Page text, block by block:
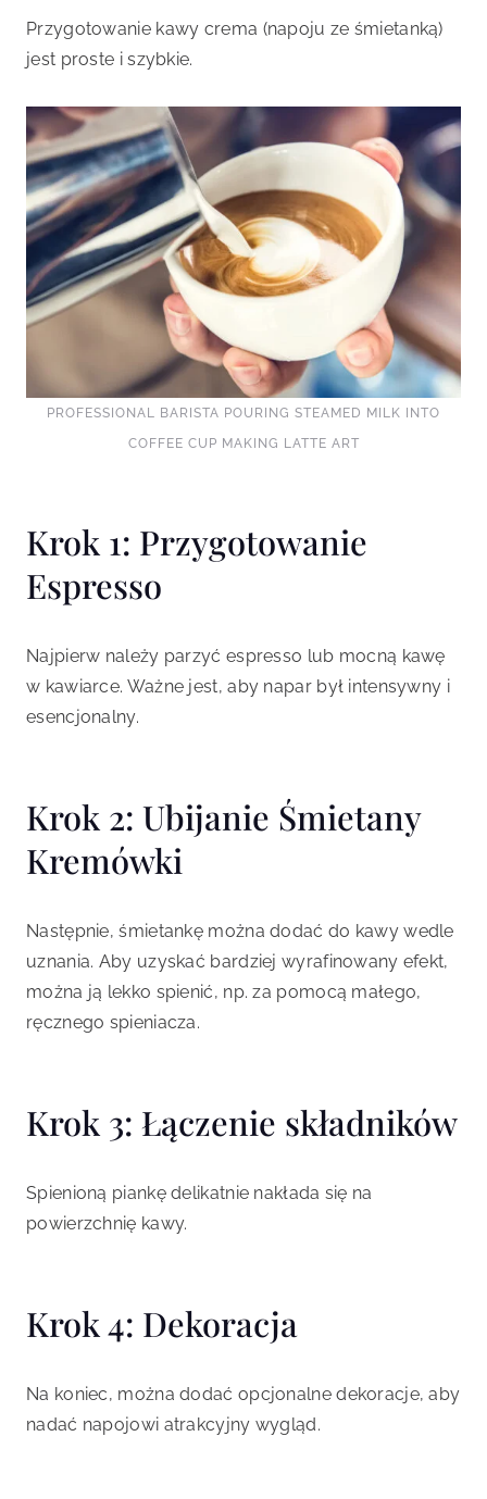
Przygotowanie kawy crema (napoju ze śmietanką)
jest proste i szybkie.
PROFESSIONAL BARISTA POURING STEAMED MILK INTO
COFFEE CUP MAKING LATTE ART
Krok 1: Przygotowanie
Espresso
Najpierw należy parzyć espresso lub mocną kawę
w kawiarce. Ważne jest, aby napar był intensywny i
esencjonalny.
Krok 2: Ubijanie Śmietany
Kremówki
Następnie, śmietankę można dodać do kawy wedle
uznania. Aby uzyskać bardziej wyrafinowany efekt,
można ją lekko spienić, np. za pomocą małego,
ręcznego spieniacza.
Krok 3: Łączenie składników
Spienioną piankę delikatnie nakłada się na
powierzchnię kawy.
Krok 4: Dekoracja
Na koniec, można dodać opcjonalne dekoracje, aby
nadać napojowi atrakcyjny wygląd.